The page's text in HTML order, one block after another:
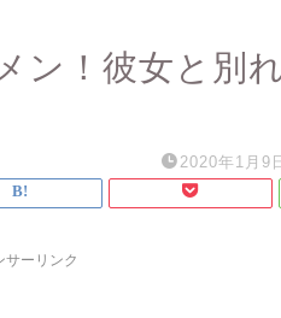
ン！彼女と別
2020年1月9
サーリンク